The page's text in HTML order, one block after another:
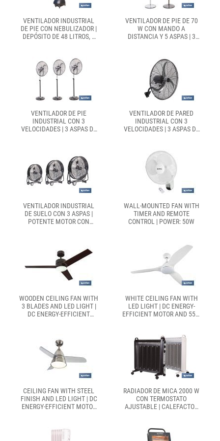
VENTILADOR INDUSTRIAL
DE PIE CON NEBULIZADOR |
DEPÓSITO DE 48 LITROS, 3
VENTILADOR DE PIE DE 70
W CON MANDO A
DISTANCIA Y 5 ASPAS | 3
TEMPORIZADOR, 3 MODOS
DE VENTILACIÓN |
DISPONIBLE EN
DIFERENTES COLORES
VENTILADOR DE PIE
INDUSTRIAL CON 3
VELOCIDADES | 3 ASPAS DE
EN DIFERENTES MEDIDAS Y
POTENCIAS
VENTILADOR DE PARED
INDUSTRIAL CON 3
VELOCIDADES | 3 ASPAS DE
W
VENTILADOR INDUSTRIAL
DE SUELO CON 3 ASPAS |
POTENTE MOTOR CON
POTENCIAS
WALL-MOUNTED FAN WITH
TIMER AND REMOTE
CONTROL | POWER: 50W
WOODEN CEILING FAN WITH
3 BLADES AND LED LIGHT |
DC ENERGY-EFFICIENT
WHITE CEILING FAN WITH
LED LIGHT | DC ENERGY-
EFFICIENT MOTOR AND 55W
CEILING FAN WITH STEEL
FINISH AND LED LIGHT | DC
ENERGY-EFFICIENT MOTOR
RADIADOR DE MICA 2000 W
CON TERMOSTATO
AJUSTABLE | CALEFACTOR
DISPONIBLE EN
DIFERENTES COLORES